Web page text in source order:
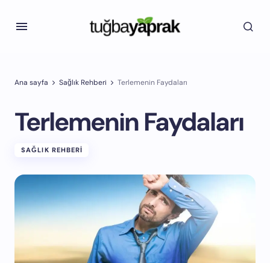
Ana sayfa Sağlık Rehberi Terlemenin Faydaları
Terlemenin Faydaları
SAĞLIK REHBERI